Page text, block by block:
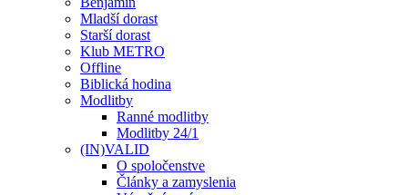
Mladší dorast
Starší dorast
Klub METRO
Offline
Biblická hodina
Modlitby
Ranné modlitby
Modlitby 24/1
(IN)VALID
O spoločenstve
Články a zamyslenia